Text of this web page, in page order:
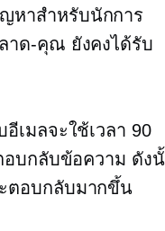
หาสำหรับนักการ
าด-คุณ ยังคงได้รับ
เมลจะใช้เวลา 90
อบกลับข้อความ ดัง
ตอบกลับมากขึ้น